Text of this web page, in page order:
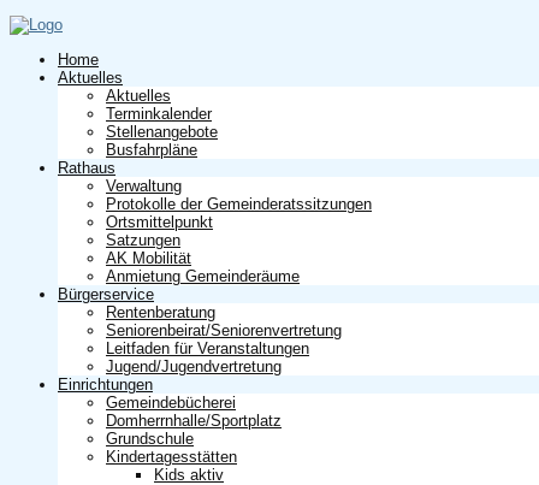
Home
Aktuelles
Aktuelles
Terminkalender
Stellenangebote
Busfahrpläne
Rathaus
Verwaltung
Protokolle der Gemeinderatssitzungen
Ortsmittelpunkt
Satzungen
AK Mobilität
Anmietung Gemeinderäume
Bürgerservice
Rentenberatung
Seniorenbeirat/Seniorenvertretung
Leitfaden für Veranstaltungen
Jugend/Jugendvertretung
Einrichtungen
Gemeindebücherei
Domherrnhalle/Sportplatz
Grundschule
Kindertagesstätten
Kids aktiv